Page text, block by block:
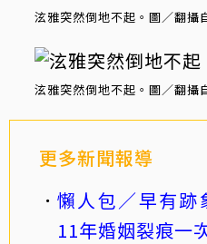
泫雅突然倒地不起。圖／翻攝
泫雅突然倒地不起。圖／翻攝
更多新聞報導
懶人包／早有跡
11年婚姻裂痕一